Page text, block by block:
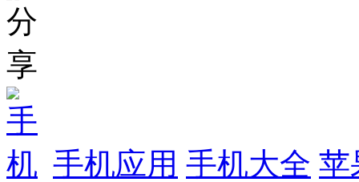
手机应用 手机大全 苹